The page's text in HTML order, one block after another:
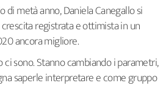
di metà anno, Daniela Canegallo si
registrata e ottimista in un
ancora migliore.
sono. Stanno cambiando i parametri,
saperle interpretare e come gruppo